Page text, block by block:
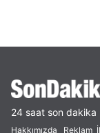
24 saat son dakika
Hakkımızda Reklam